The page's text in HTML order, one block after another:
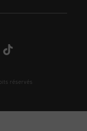
réservés